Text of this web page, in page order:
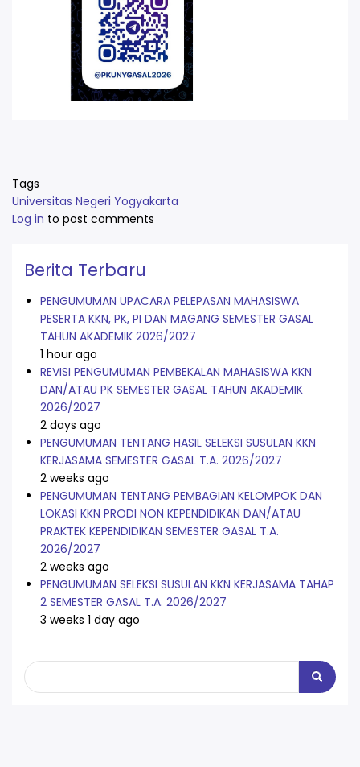
Tags
Universitas Negeri Yogyakarta
Log in to post comments
Berita Terbaru
PENGUMUMAN UPACARA PELEPASAN MAHASISWA
PESERTA KKN, PK, PI DAN MAGANG SEMESTER GASAL
TAHUN AKADEMIK 2026/2027
1 hour ago
REVISI PENGUMUMAN PEMBEKALAN MAHASISWA KKN
DAN/ATAU PK SEMESTER GASAL TAHUN AKADEMIK
2026/2027
2 days ago
PENGUMUMAN TENTANG HASIL SELEKSI SUSULAN KKN
KERJASAMA SEMESTER GASAL T.A. 2026/2027
2 weeks ago
PENGUMUMAN TENTANG PEMBAGIAN KELOMPOK DAN
LOKASI KKN PRODI NON KEPENDIDIKAN DAN/ATAU
PRAKTEK KEPENDIDIKAN SEMESTER GASAL T.A.
2026/2027
2 weeks ago
PENGUMUMAN SELEKSI SUSULAN KKN KERJASAMA TAHAP
2 SEMESTER GASAL T.A. 2026/2027
3 weeks 1 day ago
Search
Search